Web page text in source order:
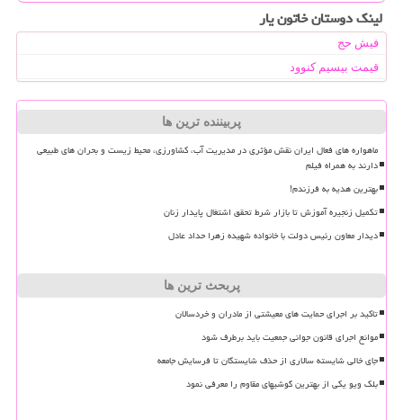
لینک دوستان خاتون یار
فیش حج
قیمت بیسیم کنوود
پربیننده ترین ها
ماهواره های فعال ایران نقش مؤثری در مدیریت آب، کشاورزی، محیط زیست و بحران های طبیعی
دارند به همراه فیلم
بهترین هدیه به فرزندم!
تکمیل زنجیره آموزش تا بازار شرط تحقق اشتغال پایدار زنان
دیدار معاون رئیس دولت با خانواده شهیده زهرا حداد عادل
پربحث ترین ها
تاکید بر اجرای حمایت های معیشتی از مادران و خردسالان
موانع اجرای قانون جوانی جمعیت باید برطرف شود
جای خالی شایسته سالاری از حذف شایستگان تا فرسایش جامعه
بلک ویو یکی از بهترین گوشیهای مقاوم را معرفی نمود